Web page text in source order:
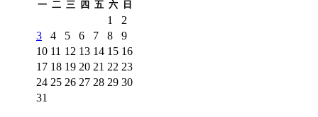
一 二 三 四 五 六 日
1
2
3
4 5 6 7 8
9
10 11 12 13 14 15 16
17 18 19 20 21 22 23
24 25 26 27 28 29 30
31